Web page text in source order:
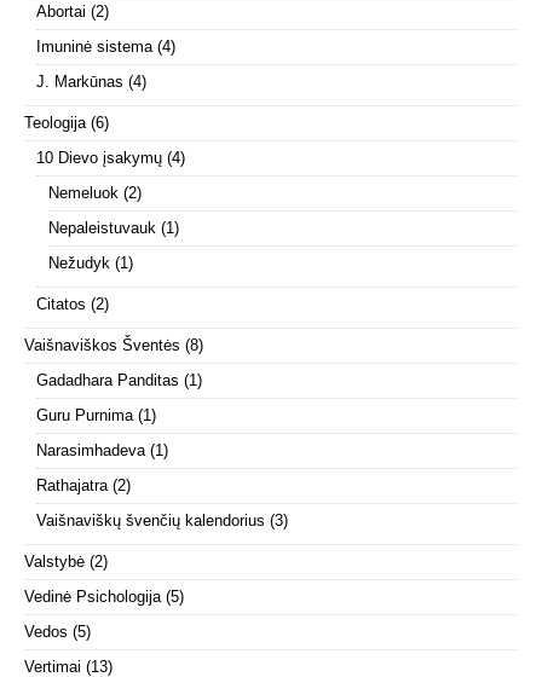
Abortai (2)
Imuninė sistema (4)
J. Markūnas (4)
Teologija (6)
10 Dievo įsakymų (4)
Nemeluok (2)
Nepaleistuvauk (1)
Nežudyk (1)
Citatos (2)
Vaišnaviškos Šventės (8)
Gadadhara Panditas (1)
Guru Purnima (1)
Narasimhadeva (1)
Rathajatra (2)
Vaišnaviškų švenčių kalendorius (3)
Valstybė (2)
Vedinė Psichologija (5)
Vedos (5)
Vertimai (13)